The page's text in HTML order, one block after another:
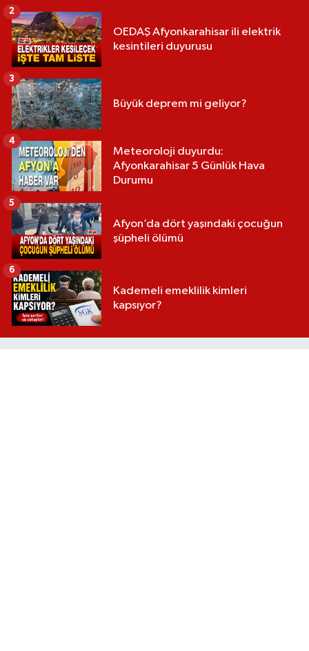
OEDAŞ Afyonkarahisar ili elektrik
kesintileri duyurusu
2
Büyük deprem mi geliyor?
3
Meteoroloji duyurdu:
Afyonkarahisar 5 Günlük Hava
Durumu
4
Afyon’da dört yaşındaki çocuğun
şüpheli ölümü
5
Kademeli emeklilik kimleri
kapsıyor?
6